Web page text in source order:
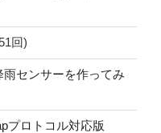
回)
センサーを作ってみ
プロトコル対応版